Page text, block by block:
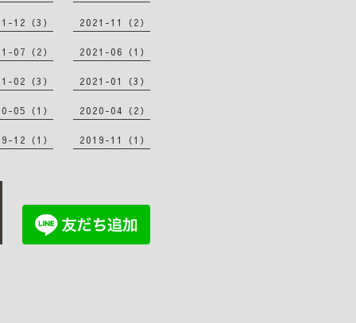
12（3） 2021-11（2）
07（2） 2021-06（1）
02（3） 2021-01（3）
05（1） 2020-04（2）
12（1） 2019-11（1）